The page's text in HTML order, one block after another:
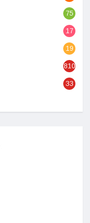
75
17
19
810
33